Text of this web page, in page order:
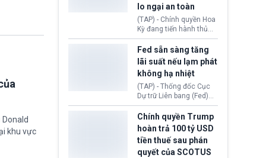
khu vực
chính để đổi lấy sự ủng
chính trị từ Liên đoàn
Bóng đá Jordan. Trước
áp lực dồn dập, FIFA phải
tổ chức cuộc họp khẩn ở
Morocco.
lo ngại an toàn
(TAP) - Chính quyền Hoa
Kỳ đang tiến hành thủ
tục thu hồi chứng nhận
hoạt động của tổ chức
hiến tạng Network for
Hope (bang Kentucky).
Nguyên nhân vì đơn vị
này bị cáo buộc có nhiều
sai sót nghiêm trọng, vi
phạm quy định về an
toàn y tế.
Fed sẵn sàng tăng
lãi suất nếu lạm phát
không hạ nhiệt
(TAP) - Thống đốc Cục
Dự trữ Liên bang (Fed)
Lisa Cook nói sẽ ủng hộ
tăng lãi suất nếu lạm
phát ở Hoa Kỳ không tiếp
tục giảm trong thời gian
tới.
Chính quyền Trump
hoàn trả 100 tỷ USD
tiền thuế sau phán
quyết của SCOTUS